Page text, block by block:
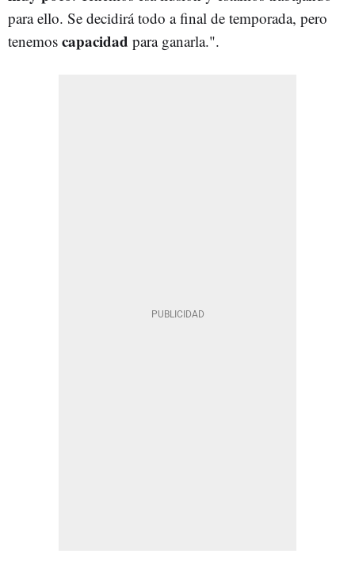
para ello. Se decidirá todo a final de temporada, pero
tenemos capacidad para ganarla.".